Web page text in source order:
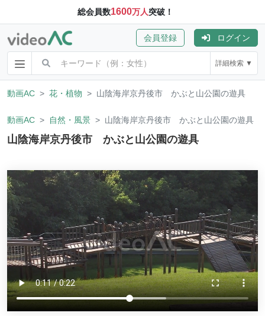
総会員数1600万人突破！
会員登録 ログイン
詳細検索 ▼
動画AC 花・植物 山陰海岸京丹後市 かぶと山公園の遊具
動画AC 自然・風景 山陰海岸京丹後市 かぶと山公園の遊具
山陰海岸京丹後市 かぶと山公園の遊具